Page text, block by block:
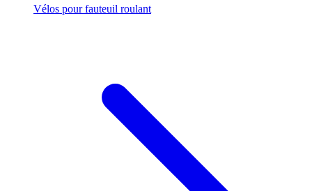
Vélos pour fauteuil roulant